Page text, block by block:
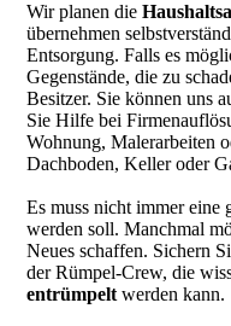
Wir planen die
übernehmen
Entsorgung. Falls es
Gegenstände, die zu
Besitzer. Sie können uns
Sie Hilfe bei
Wohnung, Malerarbeiten
Dachboden, Keller oder
Es muss nicht immer
werden soll. Manchmal
Neues schaffen. Sichern
der Rümpel-Crew, die
entrümpelt werden kann.